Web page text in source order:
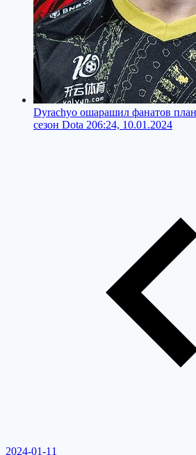
Dyrachyo ошарашил фанатов
сезон Dota 206:24, 10.01.2024
2024-01-11